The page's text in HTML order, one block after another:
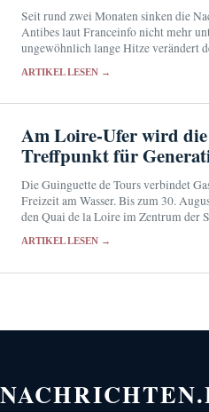
Seit rund zwei Monaten sinken die
Antibes laut Franceinfo nicht mehr
ungewöhnlich lange Hitze verändert
ARTIKEL LESEN →
Am Loire-Ufer wird
Treffpunkt für
Die Guinguette de Tours verbindet
Freizeit am Wasser. Bis zum 30.
den Quai de la Loire im Zentrum der
ARTIKEL LESEN →